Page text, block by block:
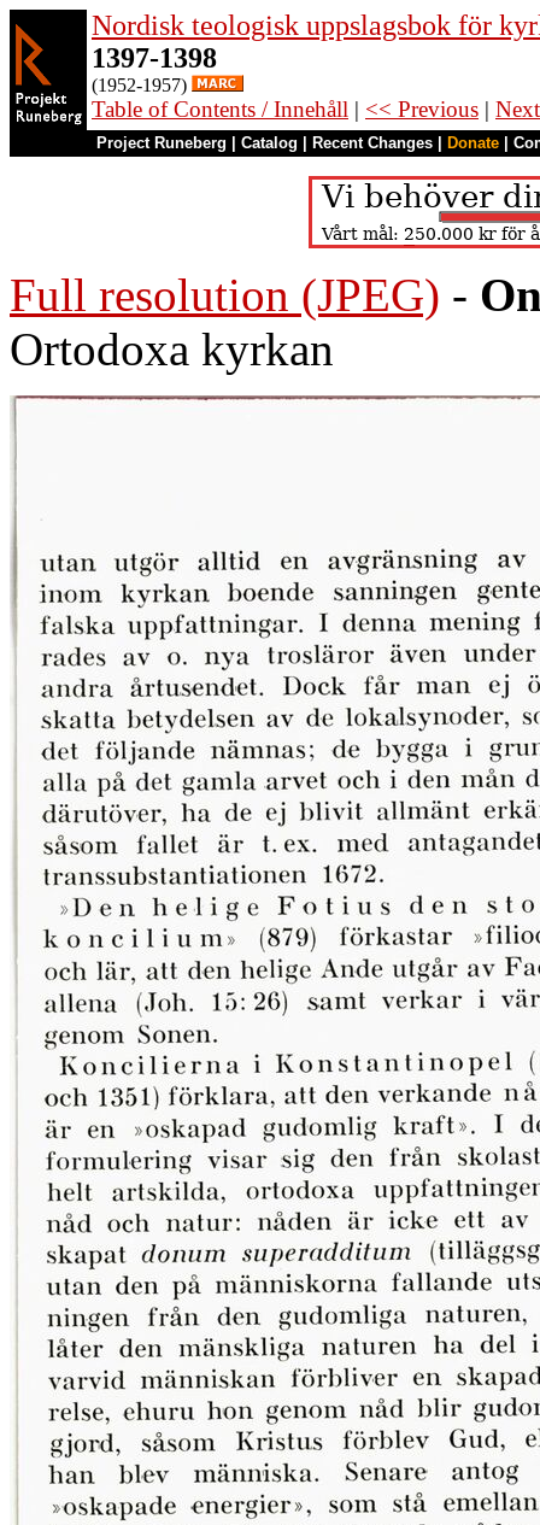
Nordisk teologisk uppslagsbok för
1397-1398
(1952-1957)
Table of Contents / Innehåll | << Previous |
Project Runeberg Catalog Recent Changes Donate
Full resolution (JPEG) -
Ortodoxa kyrkan